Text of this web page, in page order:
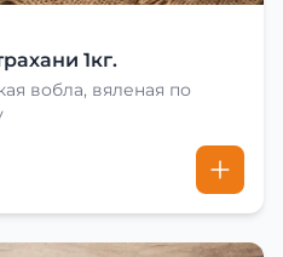
1кг.
вобла, вяленая по